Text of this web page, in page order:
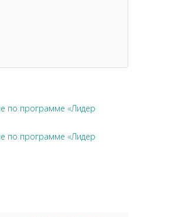
по программе «Лидер
по программе «Лидер